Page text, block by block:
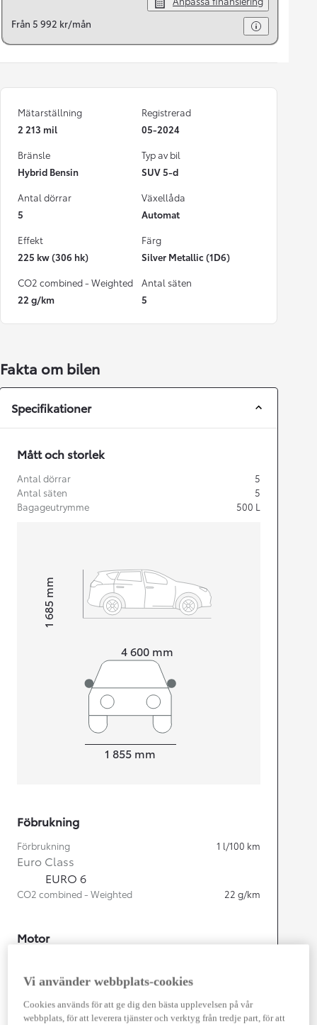
Från 5 992 kr/mån
Mätarställning
2 213 mil
Registrerad
05-2024
Bränsle
Hybrid Bensin
Typ av bil
SUV 5-d
Antal dörrar
5
Växellåda
Automat
Effekt
225 kw (306 hk)
Färg
Silver Metallic (1D6)
CO2 combined - Weighted
22 g/km
Antal säten
5
Fakta om bilen
Specifikationer
Mått och storlek
Antal dörrar
5
Antal säten
5
Bagageutrymme
500 L
4 600 mm
Height1 685
mm
1 855 mm
Föbrukning
Förbrukning 1 l/100 km
Euro Class
EURO 6
CO2 combined - Weighted 22 g/km
Motor
Kapacitet
Effekt
225
Vi använder webbplats-cookies
Cookies används för att ge dig den bästa upplevelsen på vår
webbplats, för att leverera tjänster och verktyg från tredje part, för att